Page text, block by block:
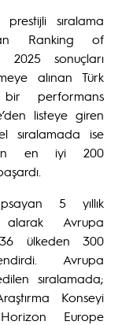
prestijli sıralama
Ranking of
2025 sonuçları
alınan Türk
bir performans
listeye giren
sıralamada ise
en iyi 200
5 yıllık
Avrupa
ülkeden 300
Avrupa
sıralamada;
Konseyi
Europe